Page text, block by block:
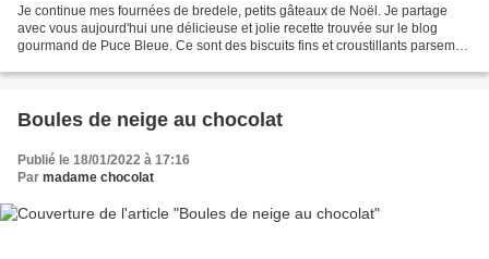
Je continue mes fournées de bredele, petits gâteaux de Noël. Je partage
avec vous aujourd'hui une délicieuse et jolie recette trouvée sur le blog
gourmand de Puce Bleue. Ce sont des biscuits fins et croustillants parsemés
Boules de neige au chocolat
Publié le 18/01/2022 à 17:16
Par madame chocolat